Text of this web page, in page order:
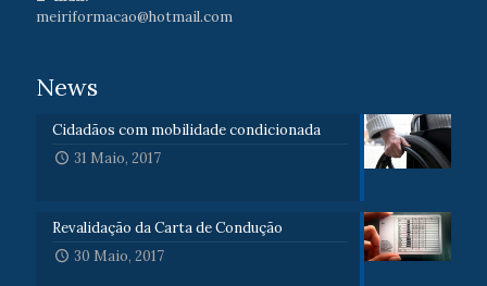
meiriformacao@hotmail.com
News
Cidadãos com mobilidade condicionada
31 Maio, 2017
Revalidação da Carta de Condução
30 Maio, 2017